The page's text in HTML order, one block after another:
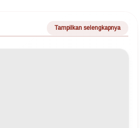
Tampilkan selengkapnya